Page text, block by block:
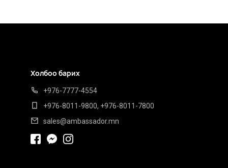
Холбоо барих
+976-7777-4554
+976-8011-9800, +976-8011-7800
sales@ambassador.mn